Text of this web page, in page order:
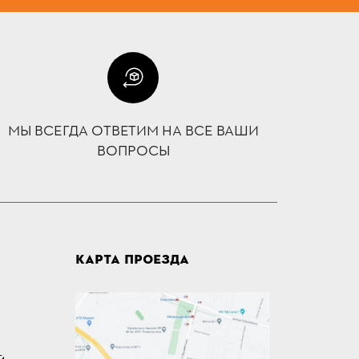
МЫ ВСЕГДА ОТВЕТИМ НА ВСЕ ВАШИ
ВОПРОСЫ
КАРТА ПРОЕЗДА